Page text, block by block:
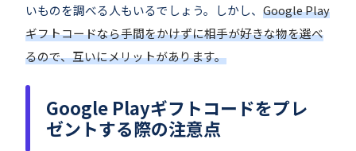
いものを調べる人もいるでしょう。しかし、 Google Play
ギフトコードなら手間をかけずに相手が好きな物を選べ
るので、互いにメリットがあります。
Google Playギフトコードをプレ
ゼントする際の注意点